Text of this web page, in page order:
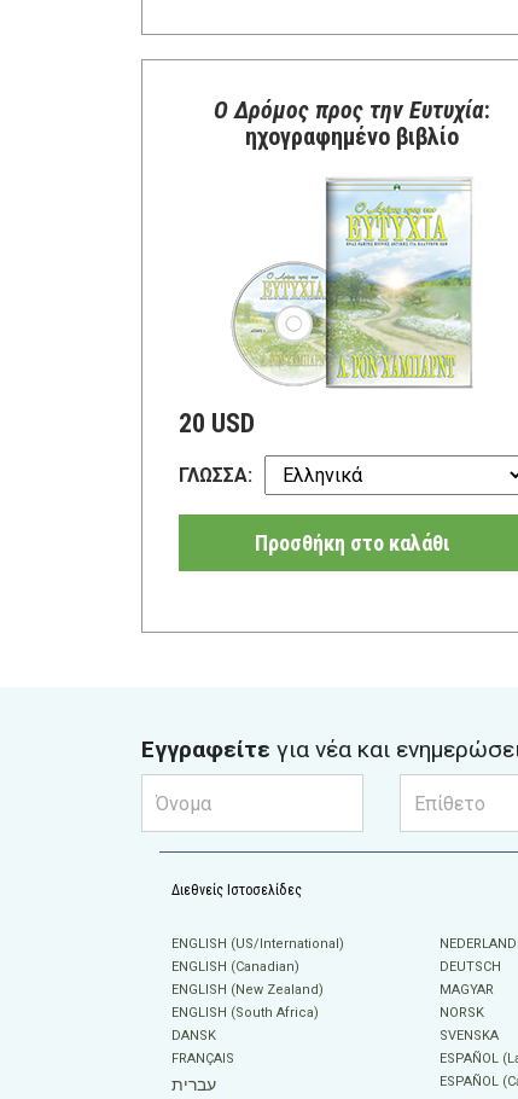
Ο Δρόμος προς την Ευτυχία:
ηχογραφημένο βιβλίο
20 USD
ΓΛΩΣΣΑ:
Προσθήκη στο καλάθι
Εγγραφείτε για νέα και
Διεθνείς Ιστοσελίδες
ENGLISH (US/International)
ENGLISH (Canadian)
ENGLISH (New Zealand)
ENGLISH (South Africa)
DANSK
FRANÇAIS
עברית
DEUTSCH
MAGYAR
NORSK
SVENSKA
ESPAÑOL
ESPAÑOL